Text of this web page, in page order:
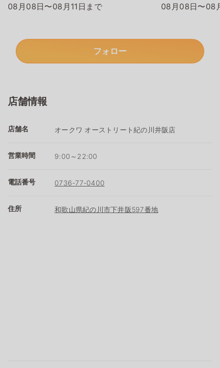
08月08日〜08月11日まで 08月08日〜08
フォロー
店舗情報
店舗名 オークワ オーストリート紀の川井阪店
営業時間 9:00～22:00
電話番号 0736-77-0400
住所 和歌山県紀の川市下井阪597番地